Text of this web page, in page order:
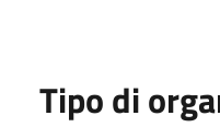
Tipo di